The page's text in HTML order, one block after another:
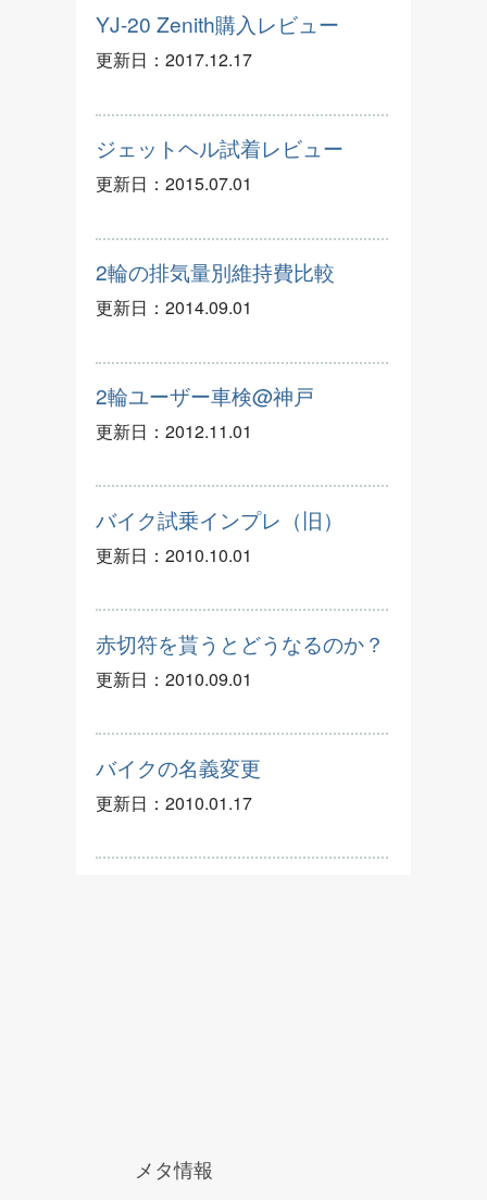
YJ-20 Zenith購入レビュー
更新日：2017.12.17
ジェットヘル試着レビュー
更新日：2015.07.01
2輪の排気量別維持費比較
更新日：2014.09.01
2輪ユーザー車検@神戸
更新日：2012.11.01
バイク試乗インプレ（旧）
更新日：2010.10.01
赤切符を貰うとどうなるのか？
更新日：2010.09.01
バイクの名義変更
更新日：2010.01.17
メタ情報